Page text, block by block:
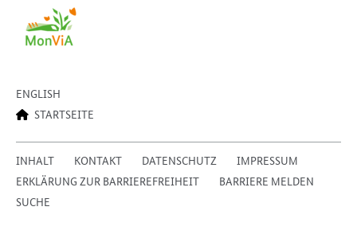
ENGLISH
STARTSEITE
INHALT KONTAKT DATENSCHUTZ
IMPRESSUM
ERKLÄRUNG ZUR BARRIEREFREIHEIT
BARRIERE MELDEN
SUCHE